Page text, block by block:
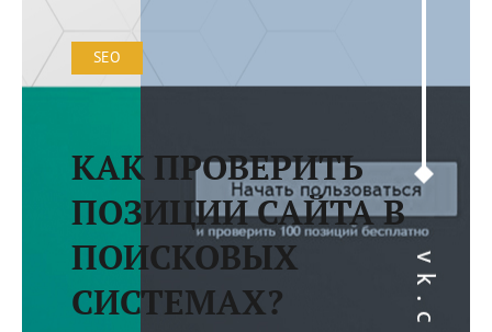
SEO
КАК ПРОВЕРИТЬ
ПОЗИЦИИ САЙТА В
ПОИСКОВЫХ
СИСТЕМАХ?